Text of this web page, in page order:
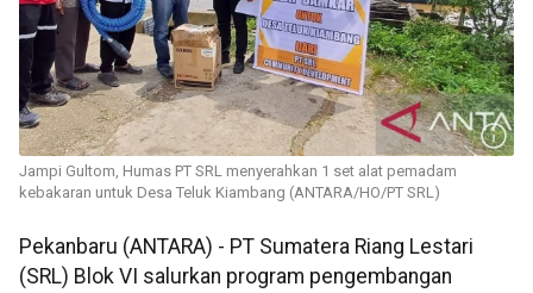
Jampi Gultom, Humas PT SRL menyerahkan 1 set alat pemadam
kebakaran untuk Desa Teluk Kiambang (ANTARA/HO/PT SRL)
Pekanbaru (ANTARA) - PT Sumatera Riang Lestari
(SRL) Blok VI salurkan program pengembangan